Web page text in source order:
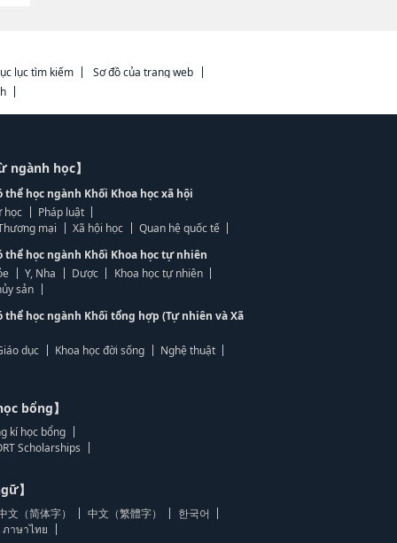
lục tìm kiếm
Sơ đồ của trang web
học】
học ngành Khối Khoa học xã hội
học
Pháp luật
mại
Xã hội học
Quan hệ quốc tế
thể học ngành Khối Khoa học tự nhiên
Y, Nha Dược
Khoa học tự nhiên
sản
thể học ngành Khối tổng hợp (Tự nhiên và Xã
dục Khoa học đời sống Nghệ thuật
bổng】
kí học bổng
Scholarships
】
文（简体字） 中文（繁體字）
한국어
ภาษาไทย